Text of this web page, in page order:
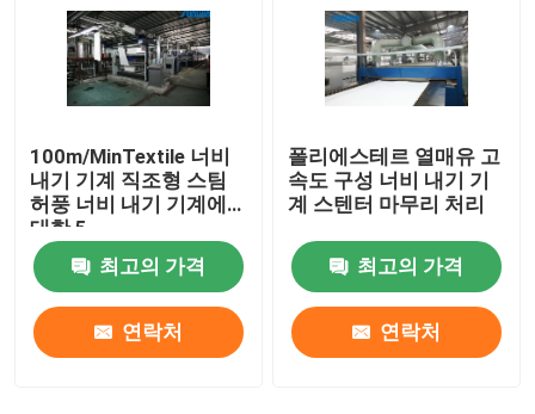
100m/MinTextile 너비
내기 기계 직조형 스팀
허풍 너비 내기 기계에
대한 5
최고의 가격
연락처
폴리에스테르 열매유 고
속도 구성 너비 내기 기
계 스텐터 마무리 처리
최고의 가격
연락처